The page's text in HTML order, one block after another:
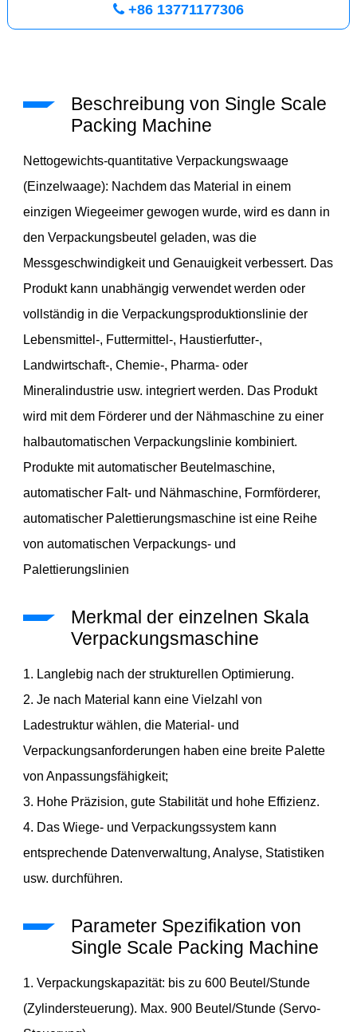
+86 13771177306
Beschreibung von Single Scale
Packing Machine
Nettogewichts-quantitative Verpackungswaage
(Einzelwaage): Nachdem das Material in einem
einzigen Wiegeeimer gewogen wurde, wird es dann in
den Verpackungsbeutel geladen, was die
Messgeschwindigkeit und Genauigkeit verbessert. Das
Produkt kann unabhängig verwendet werden oder
vollständig in die Verpackungsproduktionslinie der
Lebensmittel-, Futtermittel-, Haustierfutter-,
Landwirtschaft-, Chemie-, Pharma- oder
Mineralindustrie usw. integriert werden. Das Produkt
wird mit dem Förderer und der Nähmaschine zu einer
halbautomatischen Verpackungslinie kombiniert.
Produkte mit automatischer Beutelmaschine,
automatischer Falt- und Nähmaschine, Formförderer,
automatischer Palettierungsmaschine ist eine Reihe
von automatischen Verpackungs- und
Palettierungslinien
Merkmal der einzelnen Skala
Verpackungsmaschine
1. Langlebig nach der strukturellen Optimierung.
2. Je nach Material kann eine Vielzahl von
Ladestruktur wählen, die Material- und
Verpackungsanforderungen haben eine breite Palette
von Anpassungsfähigkeit;
3. Hohe Präzision, gute Stabilität und hohe Effizienz.
4. Das Wiege- und Verpackungssystem kann
entsprechende Datenverwaltung, Analyse, Statistiken
usw. durchführen.
Parameter Spezifikation von
Single Scale Packing Machine
1. Verpackungskapazität: bis zu 600 Beutel/Stunde
(Zylindersteuerung). Max. 900 Beutel/Stunde (Servo-